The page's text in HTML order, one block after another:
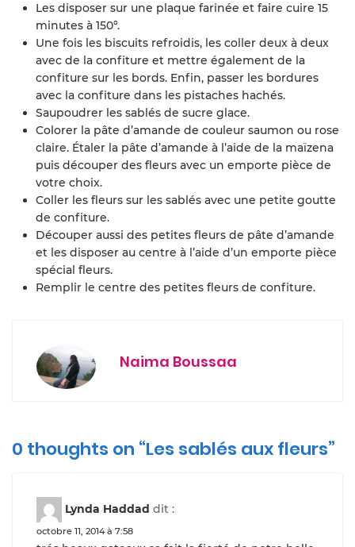
Les disposer sur une plaque farinée et faire cuire 15
minutes à 150°.
Une fois les biscuits refroidis, les coller deux à deux
avec de la confiture et mettre également de la
confiture sur les bords. Enfin, passer les bordures
avec la confiture dans les pistaches hachés.
Saupoudrer les sablés de sucre glace.
Colorer la pâte d’amande de couleur saumon ou rose
claire. Étaler la pâte d’amande à l’aide de la maïzena
puis découper des fleurs avec un emporte pièce de
votre choix.
Coller les fleurs sur les sablés avec une petite goutte
de confiture.
Découper aussi des petites fleurs de pâte d’amande
et les disposer au centre à l’aide d’un emporte pièce
spécial fleurs.
Remplir le centre des petites fleurs de confiture.
Naima Boussaa
0 thoughts on “Les sablés aux fleurs”
Lynda Haddad dit :
octobre 11, 2014 à 7:58